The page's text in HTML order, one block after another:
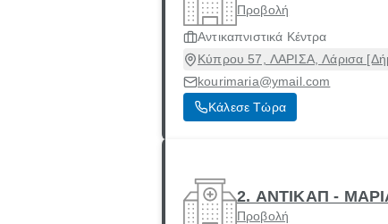
Προβολή
Αντικαπνιστικά Κέντρα
Κύπρου 57, ΛΑΡΙΣΑ, Λάρισα
kourimaria@ymail.com
Κάλεσε Τώρα
2. ΑΝΤΙΚΑΠ -
Προβολή